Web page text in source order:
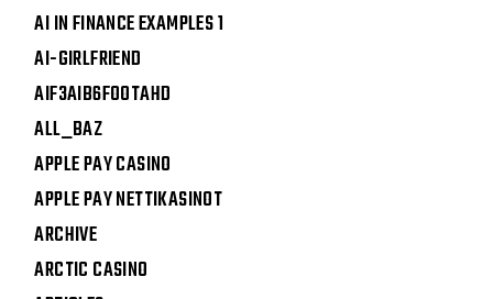
AI IN FINANCE EXAMPLES 1
AI-GIRLFRIEND
AIF3AIB6FOOTAHD
ALL_BAZ
APPLE PAY CASINO
APPLE PAY NETTIKASINOT
ARCHIVE
ARCTIC CASINO